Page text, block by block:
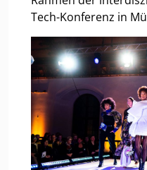
Tech-Konferenz in